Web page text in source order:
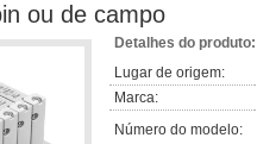
ou de campo
Detalhes do produto:
Lugar de origem:
Marca:
Número do modelo: